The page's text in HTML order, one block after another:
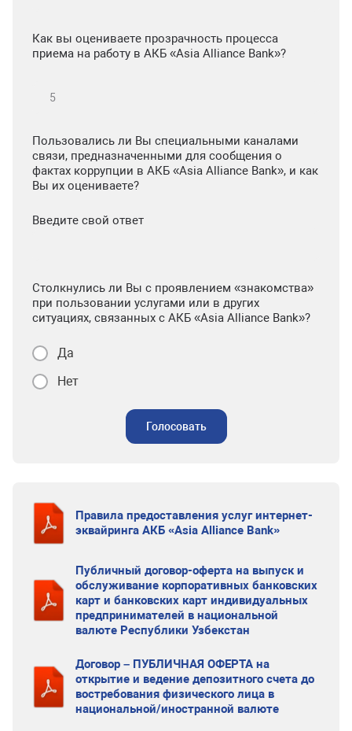
Как вы оцениваете прозрачность процесса
приема на работу в АКБ «Asia Alliance Bank»?
Пользовались ли Вы специальными каналами
связи, предназначенными для сообщения о
фактах коррупции в АКБ «Asia Alliance Bank», и как
Вы их оцениваете?
Введите свой ответ
Столкнулись ли Вы с проявлением «знакомства»
при пользовании услугами или в других
ситуациях, связанных с АКБ «Asia Alliance Bank»?
Да
Нет
Голосовать
Правила предоставления услуг интернет-
эквайринга АКБ «Asia Alliance Bank»
Публичный договор-оферта на выпуск и
обслуживание корпоративных банковских
карт и банковских карт индивидуальных
предпринимателей в национальной
валюте Республики Узбекстан
Договор – ПУБЛИЧНАЯ ОФЕРТА на
открытие и ведение депозитного счета до
востребования физического лица в
национальной/иностранной валюте